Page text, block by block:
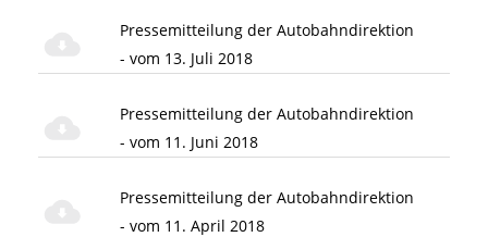
Pressemitteilung der Autobahndirektion
- vom 13. Juli 2018
Pressemitteilung der Autobahndirektion
- vom 11. Juni 2018
Pressemitteilung der Autobahndirektion
- vom 11. April 2018